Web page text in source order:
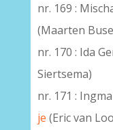
nr. 169 :
(Maarten
nr. 170 : Ida
Siertsema)
nr. 171 :
je (Eric van